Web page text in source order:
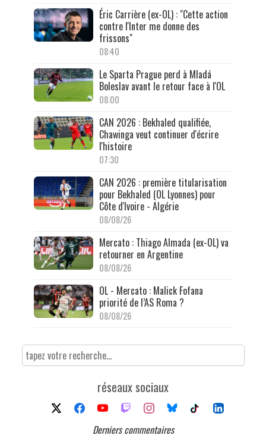
Éric Carrière (ex-OL) : "Cette action
contre l'Inter me donne des
frissons"
08:40
Le Sparta Prague perd à Mladá
Boleslav avant le retour face à l'OL
08:00
CAN 2026 : Bekhaled qualifiée,
Chawinga veut continuer d'écrire
l'histoire
07:30
CAN 2026 : première titularisation
pour Bekhaled (OL Lyonnes) pour
Côte d'Ivoire - Algérie
08/08/26
Mercato : Thiago Almada (ex-OL) va
retourner en Argentine
08/08/26
OL - Mercato : Malick Fofana
priorité de l’AS Roma ?
08/08/26
réseaux sociaux
Derniers commentaires